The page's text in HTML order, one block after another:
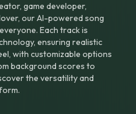
game developer,
our AI-powered song
Each track is
ensuring realistic
with customizable options
background scores to
the versatility and